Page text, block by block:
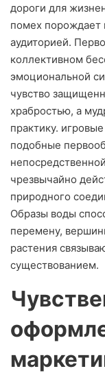
дороги для
помех порождает
аудиторией.
коллективном
эмоциональной
чувство
храбростью, а
практику.
подобные
чрезвычайно
природного
Образы воды
перемену,
растения
существованием.